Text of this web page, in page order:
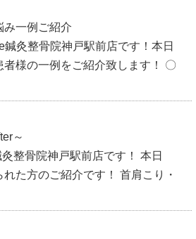
み一例ご紹介
灸整骨院神戸駅前店です！本日
様の一例をご紹介致します！ 〇
～
整骨院神戸駅前店です！ 本日
た方のご紹介です！ 首肩こり・